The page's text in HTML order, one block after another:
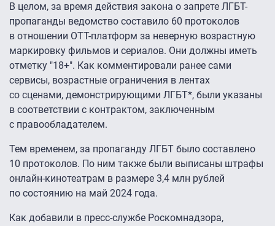
В целом, за время действия закона о запрете ЛГБТ-
пропаганды ведомство составило 60 протоколов
в отношении ОТТ-платформ за неверную возрастную
маркировку фильмов и сериалов. Они должны иметь
отметку "18+". Как комментировали ранее сами
сервисы, возрастные ограничения в лентах
со сценами, демонстрирующими ЛГБТ*, были указаны
в соответствии с контрактом, заключенным
с правообладателем.
Тем временем, за пропаганду ЛГБТ было составлено
10 протоколов. По ним также были выписаны штрафы
онлайн-кинотеатрам в размере 3,4 млн рублей
по состоянию на май 2024 года.
Как добавили в пресс-службе Роскомнадзора,